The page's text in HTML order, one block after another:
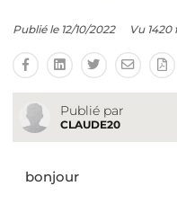
Publié le 12/10/2022 Vu 1420
Publié par
CLAUDE20
bonjour